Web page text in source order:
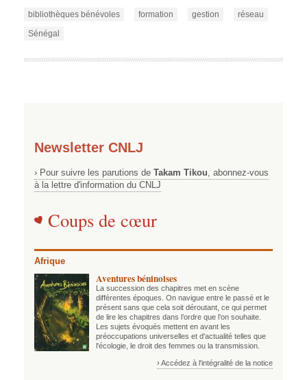
bibliothèques bénévoles formation gestion
réseau
Sénégal
Newsletter CNLJ
› Pour suivre les parutions de Takam Tikou, abonnez-vous
à la lettre d'information du CNLJ
Coups de cœur
Afrique
Aventures béninoises
La succession des chapitres met en scène
différentes époques. On navigue entre le passé et le
présent sans que cela soit déroutant, ce qui permet
de lire les chapitres dans l’ordre que l’on souhaite.
Les sujets évoqués mettent en avant les
préoccupations universelles et d'actualité telles que
l'écologie, le droit des femmes ou la transmission.
› Accédez à l'intégralité de la notice